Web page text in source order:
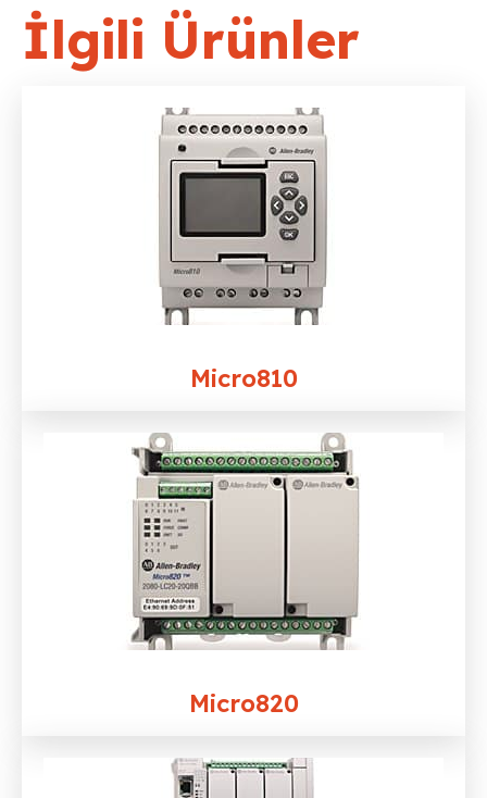
İlgili Ürünler
Micro810
Micro820